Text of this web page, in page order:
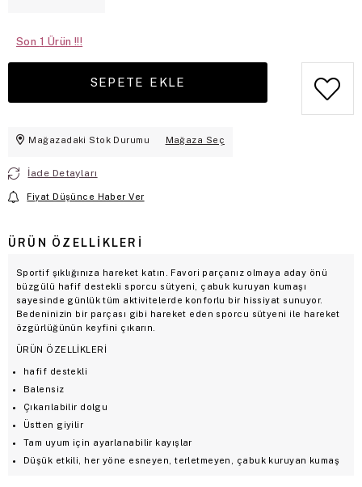
Son 1
Mağazadaki Stok Durumu Mağaza Seç
İade Detayları
Fiyat Düşünce Haber Ver
ÜRÜN ÖZELLIKLERI
Sportif şıklığınıza hareket katın. Favori parçanız olmaya aday önü
büzgülü hafif destekli sporcu sütyeni, çabuk kuruyan kumaşı
sayesinde günlük tüm aktivitelerde konforlu bir hissiyat sunuyor.
Bedeninizin bir parçası gibi hareket eden sporcu sütyeni ile hareket
özgürlüğünün keyfini çıkarın.
ÜRÜN ÖZELLİKLERİ
hafif destekli
Balensiz
Çıkarılabilir dolgu
Üstten giyilir
Tam uyum için ayarlanabilir kayışlar
Düşük etkili, her yöne esneyen, terletmeyen, çabuk kuruyan kumaş